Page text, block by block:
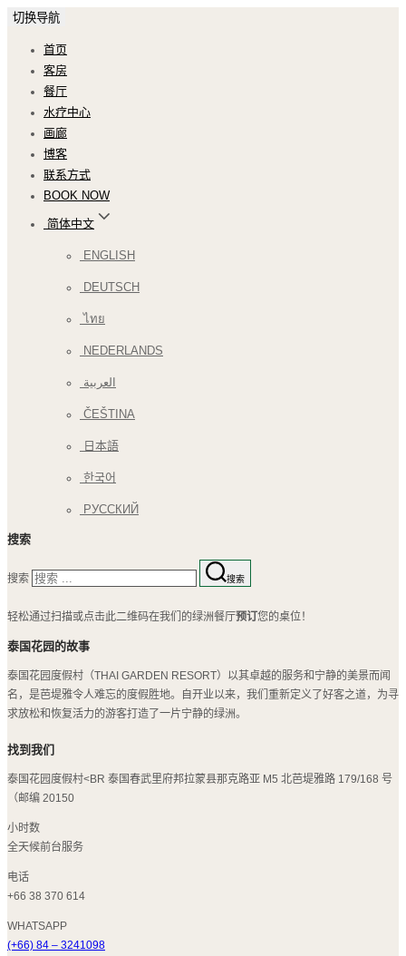
切换导航
首页
客房
餐厅
水疗中心
画廊
博客
联系方式
BOOK NOW
简体中文
ENGLISH
DEUTSCH
ไทย
NEDERLANDS
العربية
ČEŠTINA
日本語
한국어
РУССКИЙ
搜索
搜索 搜索
轻松通过扫描或点击此二维码在我们的绿洲餐厅预订 您的桌位！
泰国花园的故事
泰国花园度假村（THAI GARDEN RESORT）以其卓越的服务和宁静的美景而闻
名，是芭堤雅令人难忘的度假胜地。自开业以来，我们重新定义了好客之道，为寻
求放松和恢复活力的游客打造了一片宁静的绿洲。
找到我们
泰国花园度假村<BR 泰国春武里府邦拉蒙县那克路亚 M5 北芭堤雅路 179/168 号
（邮编 20150
小时数
全天候前台服务
电话
+66 38 370 614
WHATSAPP
(+66) 84 – 3241098